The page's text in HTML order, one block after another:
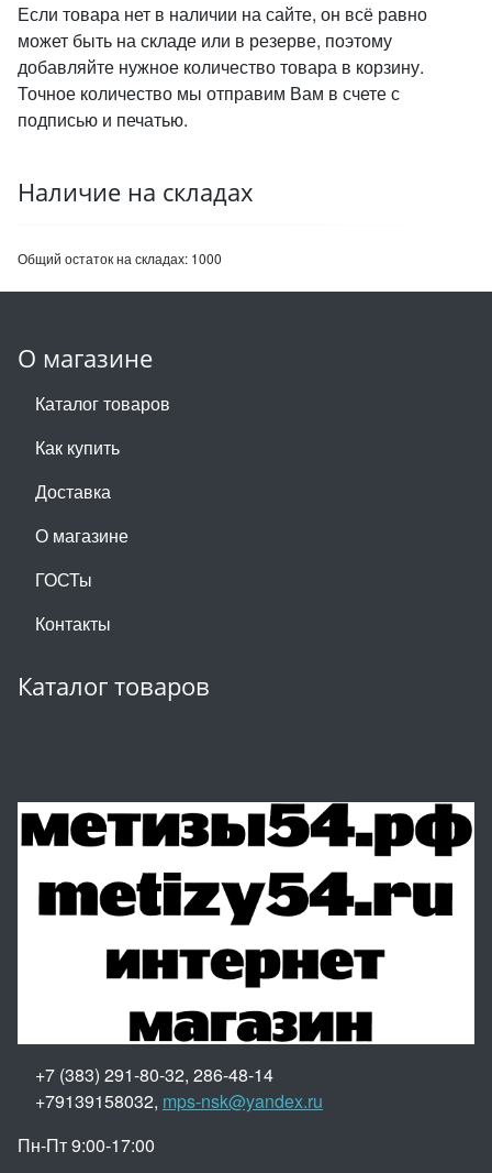
Если товара нет в наличии на сайте, он всё равно
может быть на складе или в резерве, поэтому
добавляйте нужное количество товара в корзину.
Точное количество мы отправим Вам в счете с
подписью и печатью.
Наличие на складах
Общий остаток на складах: 1000
О магазине
Каталог товаров
Как купить
Доставка
О магазине
ГОСТы
Контакты
Каталог товаров
+7 (383) 291-80-32, 286-48-14
+79139158032, mps-nsk@yandex.ru
Пн-Пт 9:00-17:00